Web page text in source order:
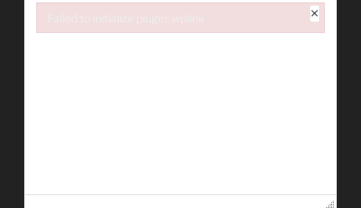
×
Failed to initialize plugin: wplink